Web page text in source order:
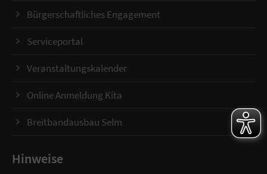
Bürgerschaftliches Engagement
Serviceportal
Veranstaltungskalender
Online Anmeldung Kita
Breitbandausbau Selm
Hinweise